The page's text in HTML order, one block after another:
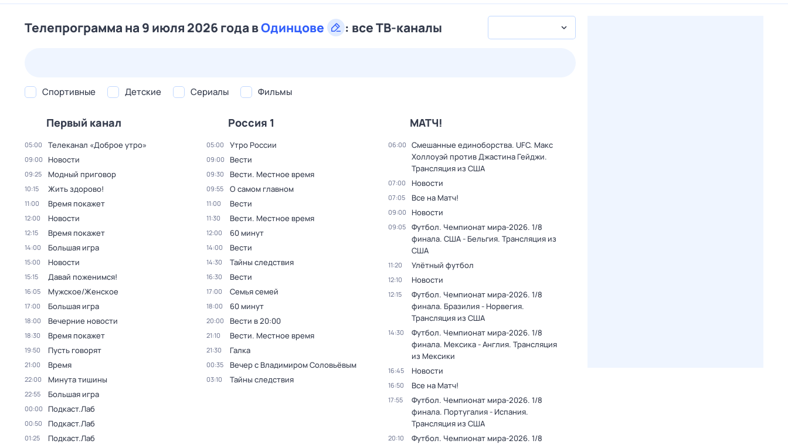
Телепрограмма на 9 июля 2026 года вОдинцове : все ТВ-каналы
Спортивные Детские Сериалы Фильмы
Первый канал
05:00 Телеканал «Доброе утро»
09:00 Новости
09:25 Модный приговор
10:15 Жить здорово!
11:00 Время покажет
12:00 Новости
12:15 Время покажет
14:00 Большая игра
15:00 Новости
15:15 Давай поженимся!
16:05 Мужское/Женское
17:00 Большая игра
18:00 Вечерние новости
18:30 Время покажет
19:50 Пусть говорят
21:00 Время
22:00 Минута тишины
22:55 Большая игра
00:00 Подкаст.Лаб
00:50 Подкаст.Лаб
01:25 Подкаст.Лаб
Россия 1
05:00 Утро России
09:00 Вести
09:30 Вести. Местное время
09:55 О самом главном
11:00 Вести
11:30 Вести. Местное время
12:00 60 минут
14:00 Вести
14:30 Тайны следствия
16:30 Вести
17:00 Семья семей
18:00 60 минут
20:00 Вести в 20:00
21:10 Вести. Местное время
21:30 Галка
00:35 Вечер с Владимиром Соловьёвым
03:10 Тайны следствия
МАТЧ!
06:00
Смешанные единоборства. UFC. Макс
Холлоуэй против Джастина Гейджи.
Трансляция из США
07:00 Новости
07:05 Все на Матч!
09:00 Новости
09:05
Футбол. Чемпионат мира-2026. 1/8
финала. США - Бельгия. Трансляция из
США
11:20 Улётный футбол
12:10 Новости
12:15
Футбол. Чемпионат мира-2026. 1/8
финала. Бразилия - Норвегия.
Трансляция из США
14:30
Футбол. Чемпионат мира-2026. 1/8
финала. Мексика - Англия. Трансляция
из Мексики
16:45 Новости
16:50 Все на Матч!
17:55
Футбол. Чемпионат мира-2026. 1/8
финала. Португалия - Испания.
Трансляция из США
20:10
Футбол. Чемпионат мира-2026. 1/8